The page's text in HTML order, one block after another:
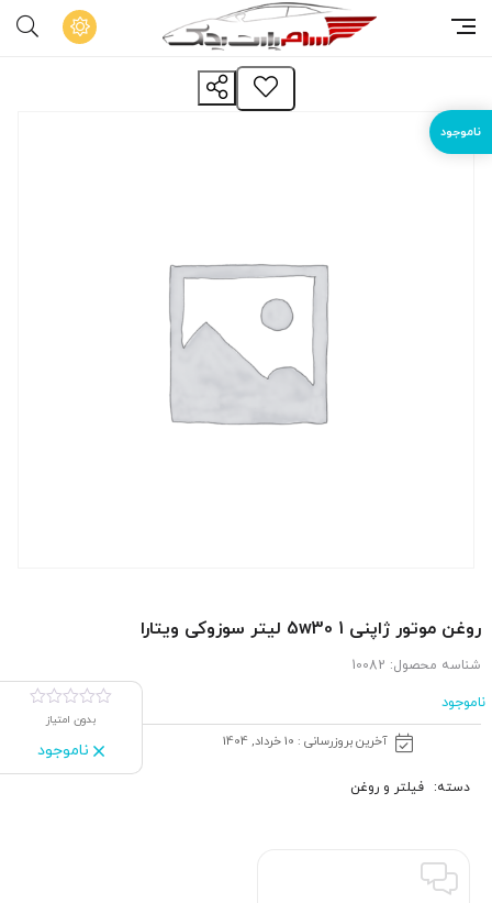
روغن موتور ژاپنی 5w30 1 لیتر سوزوکی ویتارا
شناسه محصول: 10082
ناموجود
آخرین بروزرسانی : 10 خرداد, 1404
بدون امتیاز
ناموجود
دسته: فیلتر و روغن